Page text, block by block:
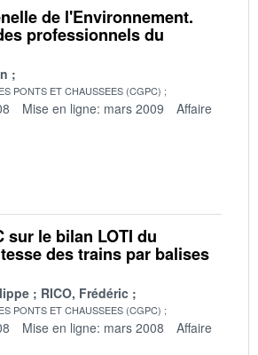
de l'Environnement.
professionnels du
PONTS ET CHAUSSEES (CGPC)
Mise en ligne: mars 2009
Affaire
sur le bilan LOTI du
des trains par balises
RICO, Frédéric
PONTS ET CHAUSSEES (CGPC)
Mise en ligne: mars 2008
Affaire